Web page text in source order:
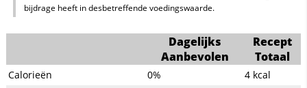
bijdrage heeft in desbetreffende voedingswaarde.
Dagelijks
Aanbevolen
Recept
Totaal
Calorieën 0% 4 kcal